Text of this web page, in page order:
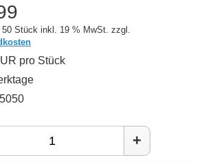
Stück inkl. 19 % MwSt. zzgl.
pro Stück
+